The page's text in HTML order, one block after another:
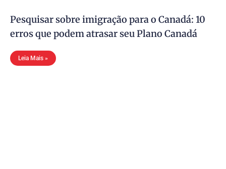
Pesquisar sobre imigração para o Canadá: 10
erros que podem atrasar seu Plano Canadá
Leia Mais »